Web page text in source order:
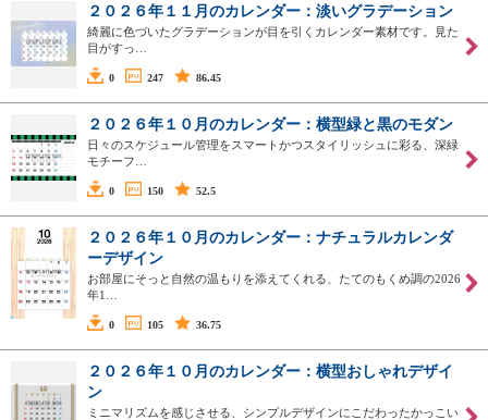
２０２６年１１月のカレンダー：淡いグラデーション
綺麗に色づいたグラデーションが目を引くカレンダー素材です。見た
目がすっ…
0 247 86.45
２０２６年１０月のカレンダー：横型緑と黒のモダン
日々のスケジュール管理をスマートかつスタイリッシュに彩る、深緑
モチーフ…
0 150 52.5
２０２６年１０月のカレンダー：ナチュラルカレンダ
ーデザイン
お部屋にそっと自然の温もりを添えてくれる、たてのもくめ調の2026
年1…
0 105 36.75
２０２６年１０月のカレンダー：横型おしゃれデザイ
ン
ミニマリズムを感じさせる、シンプルデザインにこだわったかっこい